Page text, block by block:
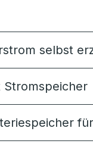
selbst
Stromspeicher